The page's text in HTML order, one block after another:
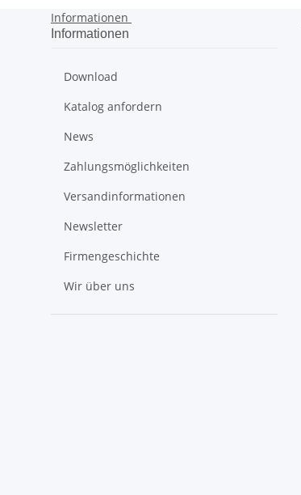
Informationen
Informationen
Download
Katalog anfordern
News
Zahlungsmöglichkeiten
Versandinformationen
Newsletter
Firmengeschichte
Wir über uns